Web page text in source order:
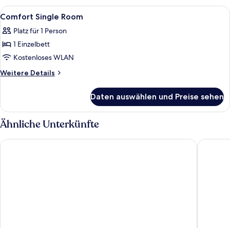
anzeigen
Room,
1
Bed
Alle
Fotos
für
Comfort
Single
Room
Ein Hotelzimmer mit einem Bett,
4
Comfort Single Room
Platz für 1 Person
1 Einzelbett
Kostenloses WLAN
Weitere Details
Weitere
Single
Room
Daten auswählen und Preise sehen
Ähnliche Unterkünfte
Hotel Lahnschleife Best